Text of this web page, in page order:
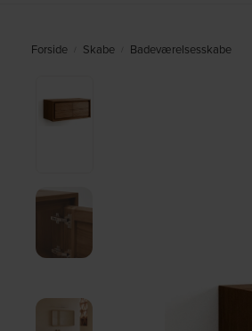
Forside Skabe Badeværelsesskabe